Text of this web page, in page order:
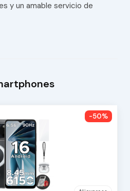
y un amable servicio de
-50%